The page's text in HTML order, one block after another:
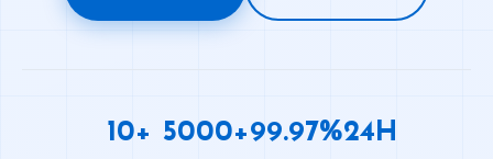
10+ 5000+99.97%24H